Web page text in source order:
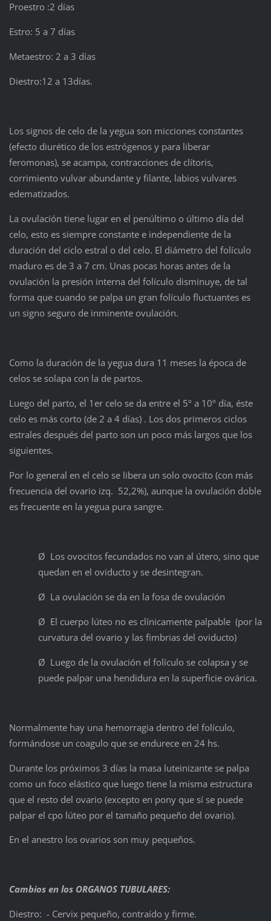
Proestro :2 días
Estro: 5 a 7 días
Metaestro: 2 a 3 días
Diestro:12 a 13días.
Los signos de celo de la yegua son micciones constantes
(efecto diurético de los estrógenos y para liberar
feromonas), se acampa, contracciones de clítoris,
corrimiento vulvar abundante y filante, labios vulvares
edematizados.
La ovulación tiene lugar en el penúltimo o último día del
celo, esto es siempre constante e independiente de la
duración del ciclo estral o del celo. El diámetro del folículo
maduro es de 3 a 7 cm. Unas pocas horas antes de la
ovulación la presión interna del folículo disminuye, de tal
forma que cuando se palpa un gran folículo fluctuantes es
un signo seguro de inminente ovulación.
Como la duración de la yegua dura 11 meses la época de
celos se solapa con la de partos.
Luego del parto, el 1er celo se da entre el 5º a 10º día, éste
celo es más corto (de 2 a 4 días) . Los dos primeros ciclos
estrales después del parto son un poco más largos que los
siguientes.
Por lo general en el celo se libera un solo ovocito (con más
frecuencia del ovario izq. 52,2%), aunque la ovulación doble
es frecuente en la yegua pura sangre.
Ø Los ovocitos fecundados no van al útero, sino que
quedan en el oviducto y se desintegran.
Ø La ovulación se da en la fosa de ovulación
Ø El cuerpo lúteo no es clínicamente palpable (por la
curvatura del ovario y las fimbrias del oviducto)
Ø Luego de la ovulación el folículo se colapsa y se
puede palpar una hendidura en la superficie ovárica.
Normalmente hay una hemorragia dentro del folículo,
formándose un coagulo que se endurece en 24 hs.
Durante los próximos 3 días la masa luteinizante se palpa
como un foco elástico que luego tiene la misma estructura
que el resto del ovario (excepto en pony que sí se puede
palpar el cpo lúteo por el tamaño pequeño del ovario).
En el anestro los ovarios son muy pequeños.
Cambios en los ORGANOS TUBULARES:
Diestro: - Cervix pequeño, contraído y firme.